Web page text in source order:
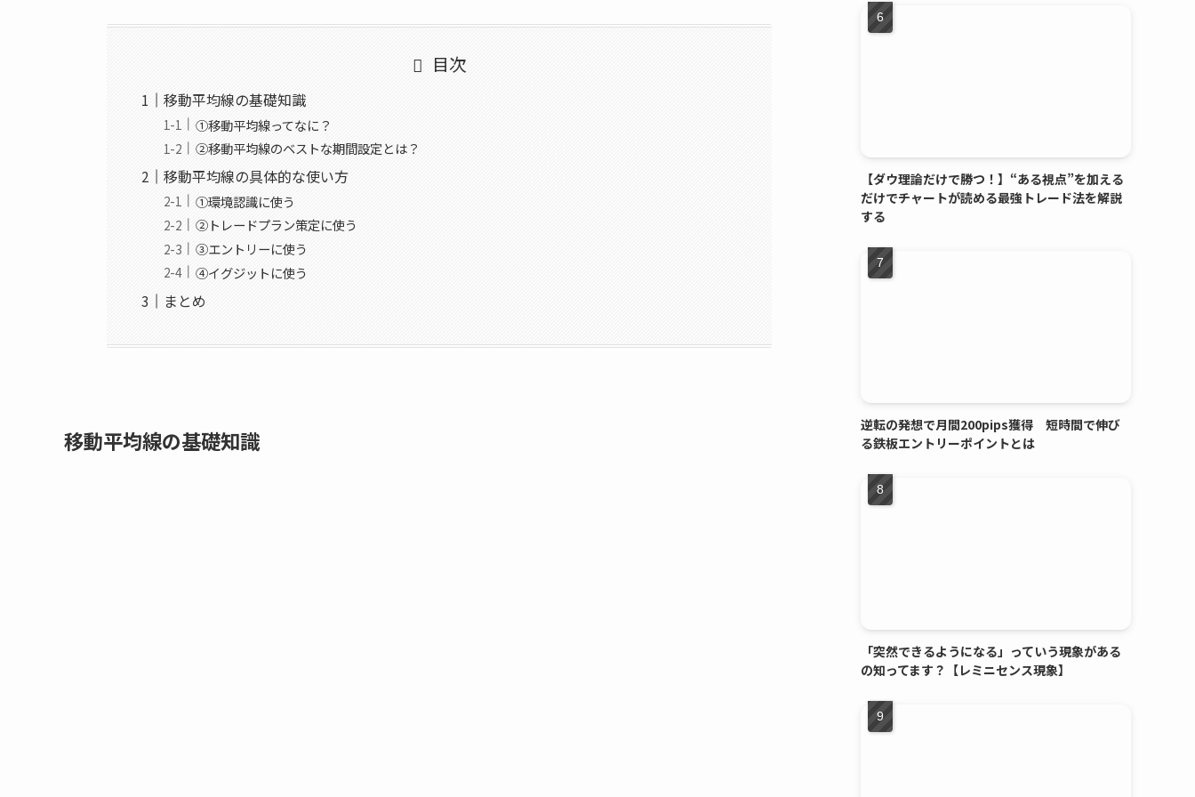
目次
移動平均線の基礎知識
①移動平均線ってなに？
②移動平均線のベストな期間設定とは？
移動平均線の具体的な使い方
①環境認識に使う
②トレードプラン策定に使う
③エントリーに使う
④イグジットに使う
まとめ
移動平均線の基礎知識
【ダウ理論だけで勝つ！】“ある視点”を加える
だけでチャートが読める最強トレード法を解説
する
逆転の発想で月間200pips獲得 短時間で伸び
る鉄板エントリーポイントとは
「突然できるようになる」っていう現象がある
の知ってます？【レミニセンス現象】